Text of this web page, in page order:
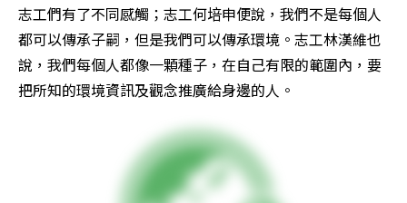
志工們有了不同感觸；志工何培申便說，我們不是每個人
都可以傳承子嗣，但是我們可以傳承環境。志工林漢維也
說，我們每個人都像一顆種子，在自己有限的範圍內，要
把所知的環境資訊及觀念推廣給身邊的人。